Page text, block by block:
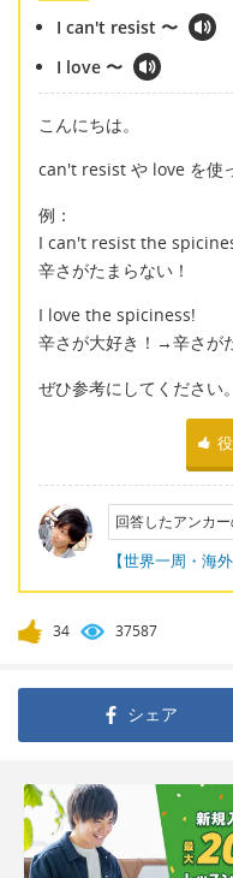
I can't resist 〜
I love 〜
こんにちは。
can't resist や love を使
例：
I can't resist the
辛さがたまらない！
I love the spiciness!
辛さが大好き！→辛さが
ぜひ参考にしてください。
回答したアンカー
【世界一周・海
34 37587
シェア